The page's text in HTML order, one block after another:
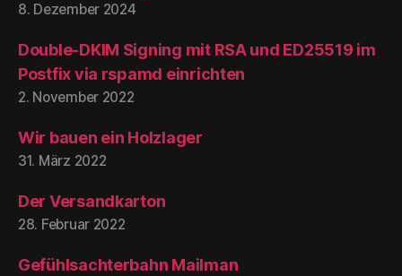
8. Dezember 2024
Double-DKIM Signing mit RSA und ED25519 im
Postfix via rspamd einrichten
2. November 2022
Wir bauen ein Holzlager
31. März 2022
Der Versandkarton
28. Februar 2022
Gefühlsachterbahn Mailman